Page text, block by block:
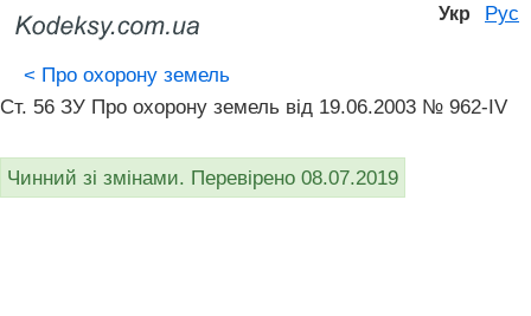
Укр Рус
< Про охорону земель
Ст. 56 ЗУ Про охорону земель від 19.06.2003 № 962-IV
Чинний зі змінами. Перевірено 08.07.2019